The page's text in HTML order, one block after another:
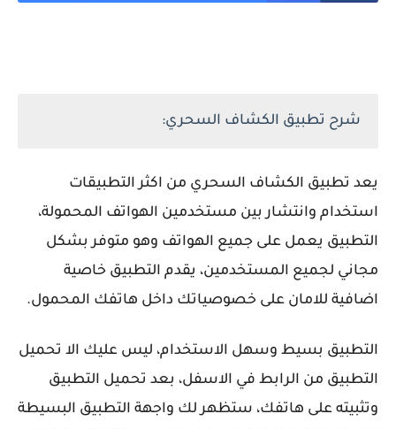
شرح تطبيق الكشاف السحري:
يعد تطبيق الكشاف السحري من اكثر التطبيقات
استخدام وانتشار بين مستخدمين الهواتف المحمولة،
التطبيق يعمل على جميع الهواتف وهو متوفر بشكل
مجاني لجميع المستخدمين، يقدم التطبيق خاصية
اضافية للامان على خصوصياتك داخل هاتفك المحمول.
التطبيق بسيط وسهل الاستخدام، ليس عليك الا تحميل
التطبيق من الرابط في الاسفل، بعد تحميل التطبيق
وتثبيته على هاتفك، ستظهر لك واجهة التطبيق البسيطة